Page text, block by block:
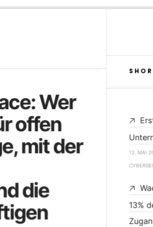
Wer
offen
mit der
die
12. MAI
13%